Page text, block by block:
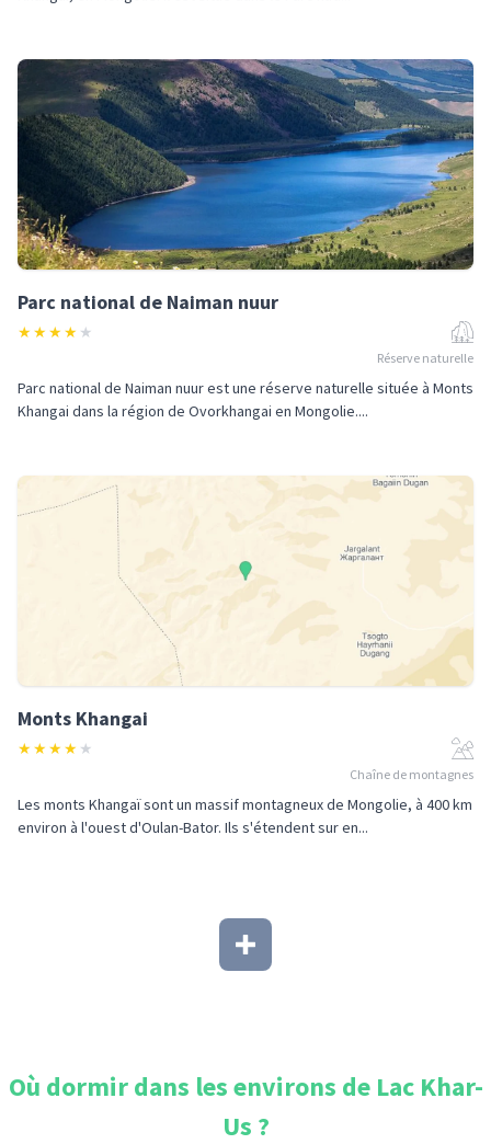
Parc national de Naiman nuur
★★★★ ★
Réserve naturelle
Parc national de Naiman nuur est une réserve naturelle située à Monts
Khangai dans la région de Ovorkhangai en Mongolie....
Monts Khangai
★★★★ ★
Chaîne de montagnes
Les monts Khangaï sont un massif montagneux de Mongolie, à 400 km
environ à l'ouest d'Oulan-Bator. Ils s'étendent sur en...
Où dormir dans les environs de Lac Khar-
Us ?